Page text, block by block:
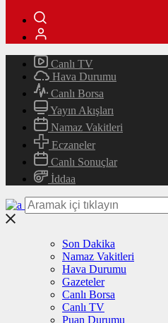
Canlı TV
Hava Durumu
Canlı Borsa
Yayın Akışları
Namaz Vakitleri
Eczaneler
Canlı Sonuçlar
İddaa
Son Dakika
Namaz Vakitleri
Hava Durumu
Gazeteler
Canlı Borsa
Canlı TV
Puan Durumu